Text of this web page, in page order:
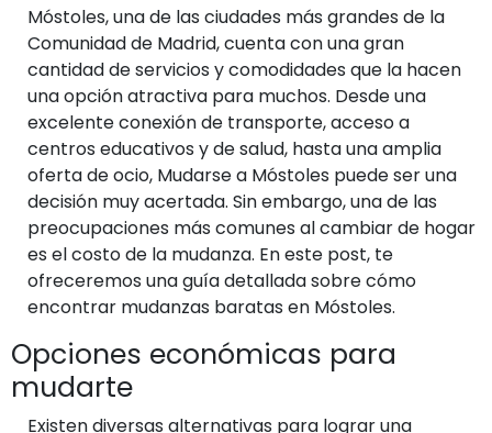
Móstoles, una de las ciudades más grandes de la
Comunidad de Madrid, cuenta con una gran
cantidad de servicios y comodidades que la hacen
una opción atractiva para muchos. Desde una
excelente conexión de transporte, acceso a
centros educativos y de salud, hasta una amplia
oferta de ocio, Mudarse a Móstoles puede ser una
decisión muy acertada. Sin embargo, una de las
preocupaciones más comunes al cambiar de hogar
es el costo de la mudanza. En este post, te
ofreceremos una guía detallada sobre cómo
encontrar mudanzas baratas en Móstoles.
Opciones económicas para
mudarte
Existen diversas alternativas para lograr una